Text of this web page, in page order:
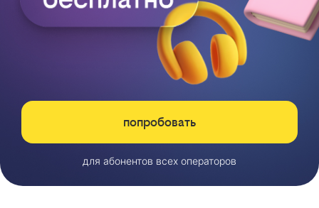
попробовать
для абонентов всех операторов